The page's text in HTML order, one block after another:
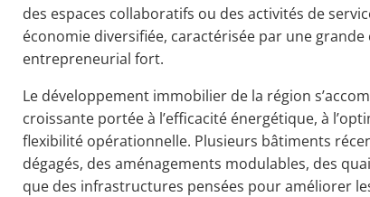
des espaces collaboratifs ou des activités de
économie diversifiée, caractérisée par une
entrepreneurial fort.
Le développement immobilier de la région
croissante portée à l’efficacité énergétique, à
flexibilité opérationnelle. Plusieurs bâtiments
dégagés, des aménagements modulables, des
que des infrastructures pensées pour améliorer